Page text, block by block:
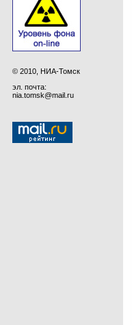
© 2010, НИА-Томск
эл. почта:
nia.tomsk@mail.ru